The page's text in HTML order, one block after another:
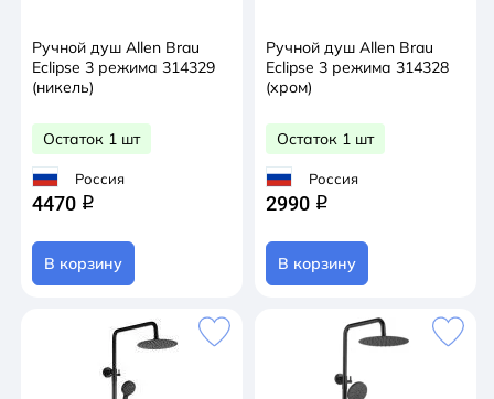
Ручной душ Allen Brau
Eclipse 3 режима 314329
(никель)
Остаток 1 шт
Россия
4470 q
В корзину
Ручной душ Allen Brau
Eclipse 3 режима 314328
(хром)
Остаток 1 шт
Россия
2990 q
В корзину